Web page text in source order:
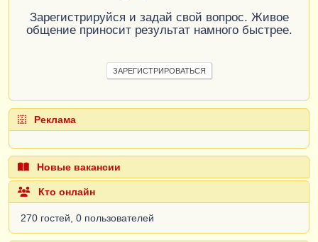
Зарегистрируйся и задай свой вопрос. Живое
общение приносит результат намного быстрее.
ЗАРЕГИСТРИРОВАТЬСЯ
Реклама
Новые вакансии
Кто онлайн
270 гостей, 0 пользователей